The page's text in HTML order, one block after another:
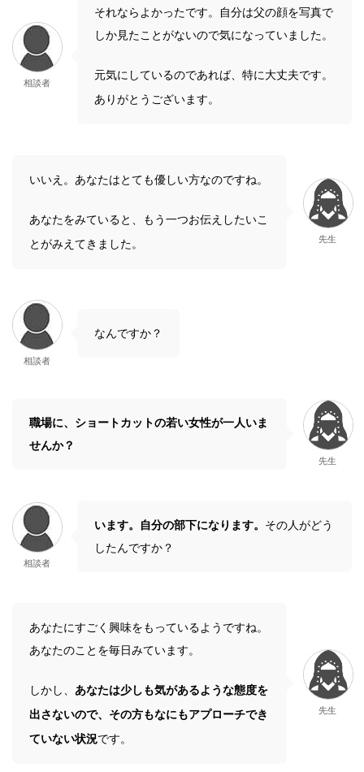
相談者
それならよかったです。自分は父の顔を写真で
しか見たことがないので気になっていました。
元気にしているのであれば、特に大丈夫です。
ありがとうございます。
いいえ。あなたはとても優しい方なのですね。
あなたをみていると、もう一つお伝えしたいこ
とがみえてきました。
先生
相談者
なんですか？
職場に、ショートカットの若い女性が一人いま
せんか？
先生
相談者
います。自分の部下になります。 その人がどう
したんですか？
あなたにすごく興味をもっているようですね。
あなたのことを毎日みています。
しかし、 あなたは少しも気があるような態度を
出さないので、その方もなにもアプローチでき
ていない状況です。
先生